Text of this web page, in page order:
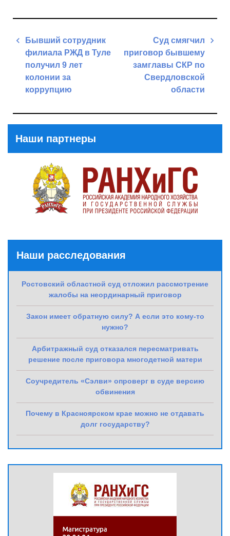
Навигация
записям
Бывший сотрудник
филиала РЖД в Туле
получил 9 лет
колонии за
коррупцию
Суд смягчил
приговор бывшему
замглавы СКР по
Свердловской
области
Наши партнеры
Наши расследования
Ростовский областной суд отложил рассмотрение
жалобы на неординарный приговор
Закон имеет обратную силу? А если это кому-то
нужно?
Арбитражный суд отказался пересматривать
решение после приговора многодетной матери
Соучредитель «Сэлви» опроверг в суде версию
обвинения
Почему в Красноярском крае можно не отдавать
долг государству?